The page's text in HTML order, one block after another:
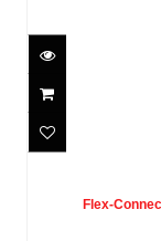
Flex-